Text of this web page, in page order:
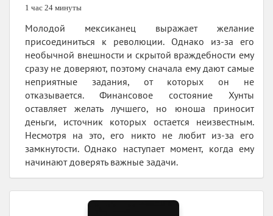
1 час 24 минуты
Молодой мексиканец выражает желание
присоединиться к революции. Однако из-за его
необычной внешности и скрытой враждебности ему
сразу не доверяют, поэтому сначала ему дают самые
неприятные задания, от которых он не
отказывается. Финансовое состояние Хунты
оставляет желать лучшего, но юноша приносит
деньги, источник которых остается неизвестным.
Несмотря на это, его никто не любит из-за его
замкнутости. Однако наступает момент, когда ему
начинают доверять важные задачи.